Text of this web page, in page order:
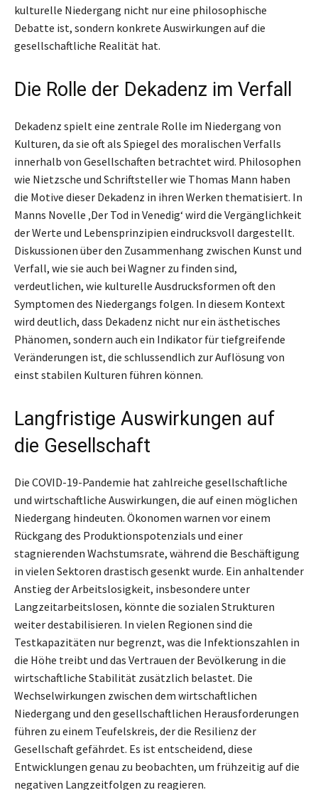
kulturelle Niedergang nicht nur eine philosophische
Debatte ist, sondern konkrete Auswirkungen auf die
gesellschaftliche Realität hat.
Die Rolle der Dekadenz im Verfall
Dekadenz spielt eine zentrale Rolle im Niedergang von
Kulturen, da sie oft als Spiegel des moralischen Verfalls
innerhalb von Gesellschaften betrachtet wird. Philosophen
wie Nietzsche und Schriftsteller wie Thomas Mann haben
die Motive dieser Dekadenz in ihren Werken thematisiert. In
Manns Novelle ‚Der Tod in Venedig‘ wird die Vergänglichkeit
der Werte und Lebensprinzipien eindrucksvoll dargestellt.
Diskussionen über den Zusammenhang zwischen Kunst und
Verfall, wie sie auch bei Wagner zu finden sind,
verdeutlichen, wie kulturelle Ausdrucksformen oft den
Symptomen des Niedergangs folgen. In diesem Kontext
wird deutlich, dass Dekadenz nicht nur ein ästhetisches
Phänomen, sondern auch ein Indikator für tiefgreifende
Veränderungen ist, die schlussendlich zur Auflösung von
einst stabilen Kulturen führen können.
Langfristige Auswirkungen auf
die Gesellschaft
Die COVID-19-Pandemie hat zahlreiche gesellschaftliche
und wirtschaftliche Auswirkungen, die auf einen möglichen
Niedergang hindeuten. Ökonomen warnen vor einem
Rückgang des Produktionspotenzials und einer
stagnierenden Wachstumsrate, während die Beschäftigung
in vielen Sektoren drastisch gesenkt wurde. Ein anhaltender
Anstieg der Arbeitslosigkeit, insbesondere unter
Langzeitarbeitslosen, könnte die sozialen Strukturen
weiter destabilisieren. In vielen Regionen sind die
Testkapazitäten nur begrenzt, was die Infektionszahlen in
die Höhe treibt und das Vertrauen der Bevölkerung in die
wirtschaftliche Stabilität zusätzlich belastet. Die
Wechselwirkungen zwischen dem wirtschaftlichen
Niedergang und den gesellschaftlichen Herausforderungen
führen zu einem Teufelskreis, der die Resilienz der
Gesellschaft gefährdet. Es ist entscheidend, diese
Entwicklungen genau zu beobachten, um frühzeitig auf die
negativen Langzeitfolgen zu reagieren.